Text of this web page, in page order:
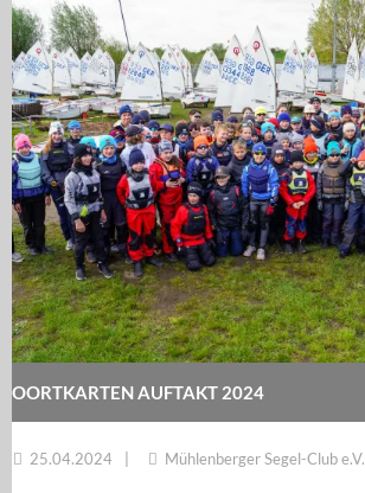
OORTKARTEN AUFTAKT 2024
25.04.2024 Mühlenberger Segel-Club e.V.